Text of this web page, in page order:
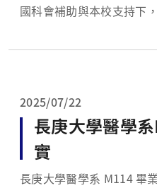
國科會補助與本校支持下
汀分校護理學院（
2025/07/22
長庚大學醫學
實
長庚大學醫學系 M114 畢業典禮紀實